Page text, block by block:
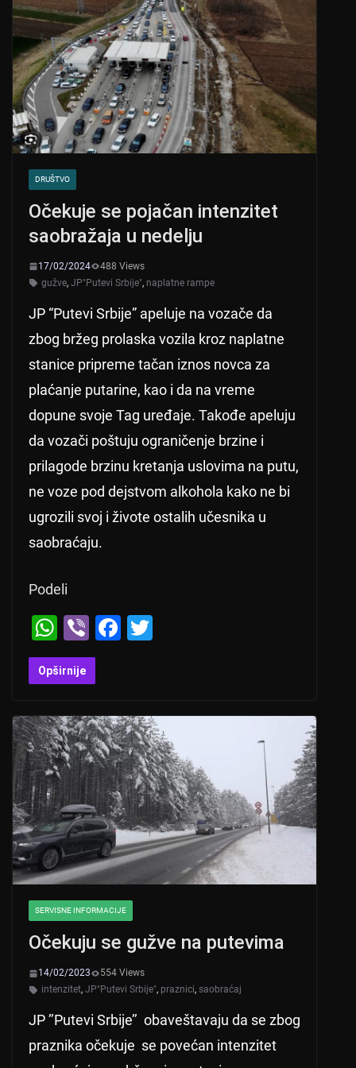
DRUŠTVO
Očekuje se pojačan intenzitet
saobražaja u nedelju
17/02/2024
488 Views
gužve, JP"Putevi Srbije", naplatne rampe
JP “Putevi Srbije” apeluje na vozače da
zbog bržeg prolaska vozila kroz naplatne
stanice pripreme tačan iznos novca za
plaćanje putarine, kao i da na vreme
dopune svoje Tag uređaje. Takođe apeluju
da vozači poštuju ograničenje brzine i
prilagode brzinu kretanja uslovima na putu,
ne voze pod dejstvom alkohola kako ne bi
ugrozili svoj i živote ostalih učesnika u
saobraćaju.
Podeli
W
h
at
A
p
p
Vi
b
er
F
b
o
o
k
Opširnije
SERVISNE INFORMACIJE
Očekuju se gužve na putevima
14/02/2023
554 Views
intenzitet, JP"Putevi Srbije", praznici, saobraćaj
JP ’’Putevi Srbije’’ obaveštavaju da se zbog
praznika očekuje se povećan intenzitet